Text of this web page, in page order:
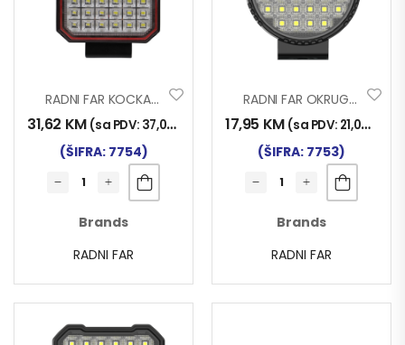
RADNI FAR KOCKA 36LED 36W+TREPTAČ FSS
31,62 KM (sa PDV: 37,00
(ŠIFRA: 7754)
Brands
RADNI FAR
RADNI FAR OKRUGLI 32LED 32W FR1
17,95 KM (sa PDV: 21,00
(ŠIFRA: 7753)
Brands
RADNI FAR